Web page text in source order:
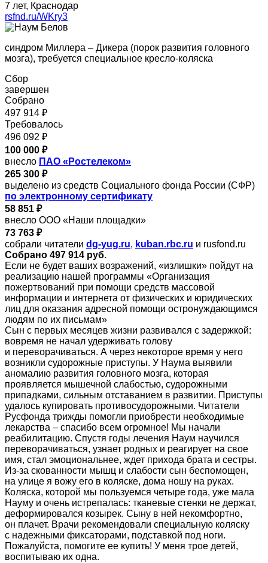
7 лет, Краснодар
rsfnd.ru/WKry3
синдром Миллера – Дикера (порок развития головного
мозга), требуется специальное кресло-коляска
Сбор
завершен
Собрано
497 914 ₽
Требовалось
496 092 ₽
100 000 ₽
внесло ПАО «Ростелеком»
265 300 ₽
выделено из средств Социального фонда России (СФР)
по электронному сертификату
58 851 ₽
внесло ООО «Наши площадки»
73 763 ₽
собрали читатели dg-yug.ru, kuban.rbc.ru и rusfond.ru
Собрано 497 914 руб.
Если не будет ваших возражений, «излишки» пойдут на
реализацию нашей программы «Организация
пожертвований при помощи средств массовой
информации и интернета от физических и юридических
лиц для оказания адресной помощи остронуждающимся
людям по их письмам»
Сын с первых месяцев жизни развивался с задержкой:
вовремя не начал удерживать голову
и переворачиваться. А через некоторое время у него
возникли судорожные приступы. У Наума выявили
аномалию развития головного мозга, которая
проявляется мышечной слабостью, судорожными
припадками, сильным отставанием в развитии. Приступы
удалось купировать противосудорожными. Читатели
Русфонда трижды помогли приобрести необходимые
лекарства – спасибо всем огромное! Мы начали
реабилитацию. Спустя годы лечения Наум научился
переворачиваться, узнает родных и реагирует на свое
имя, стал эмоциональнее, ждет прихода брата и сестры.
Из-за скованности мышц и слабости сын беспомощен,
на улице я вожу его в коляске, дома ношу на руках.
Коляска, которой мы пользуемся четыре года, уже мала
Науму и очень истрепалась: тканевые стенки не держат,
деформировался козырек. Сыну в ней некомфортно,
он плачет. Врачи рекомендовали специальную коляску
с надежными фиксаторами, подставкой под ноги.
Пожалуйста, помогите ее купить! У меня трое детей,
воспитываю их одна.